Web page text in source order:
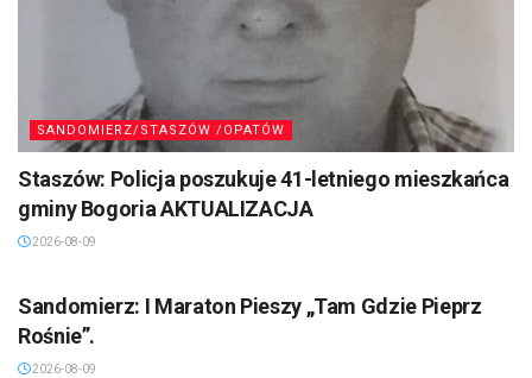
SANDOMIERZ/STASZÓW /OPATÓW
Staszów: Policja poszukuje 41-letniego mieszkańca
gminy Bogoria AKTUALIZACJA
2026-08-09
Sandomierz: I Maraton Pieszy „Tam Gdzie Pieprz
Rośnie”.
2026-08-09